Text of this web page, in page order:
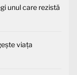
unul care rezistă
viața